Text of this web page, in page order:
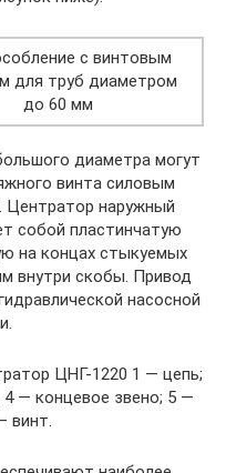
с винтовым
для труб диаметром
до 60 мм
диаметра могут
винта силовым
Центратор наружный
собой пластинчатую
на концах стыкуемых
внутри скобы. Привод
насосной
ЦНГ-1220 1 — цепь;
— концевое звено; 5 —
винт.